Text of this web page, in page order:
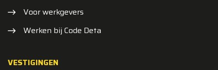
Voor werkgevers
Werken bij Code Deta
VESTIGINGEN